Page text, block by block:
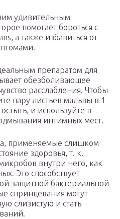
удивительным
помогает бороться с
а также избавиться от
препаратом для
обезболивающее
расслабления. Чтобы
пару листьев мальвы в 1
и используйте в
интимных мест.
применяемые слишком
здоровья, т. к.
внутри него, как
Это способствует
защитной бактериальной
спринцевания могут
слизистую и стать